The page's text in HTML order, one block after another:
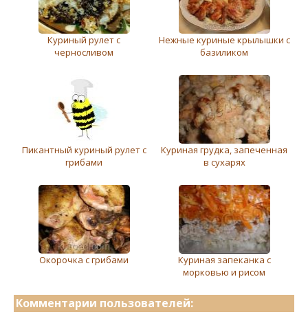
Куриный рулет с
черносливом
Нежные куриные крылышки с
базиликом
Пикантный куриный рулет с
грибами
Куриная грудка, запеченная
в сухарях
Окорочка с грибами
Куриная запеканка с
морковью и рисом
Комментарии пользователей: